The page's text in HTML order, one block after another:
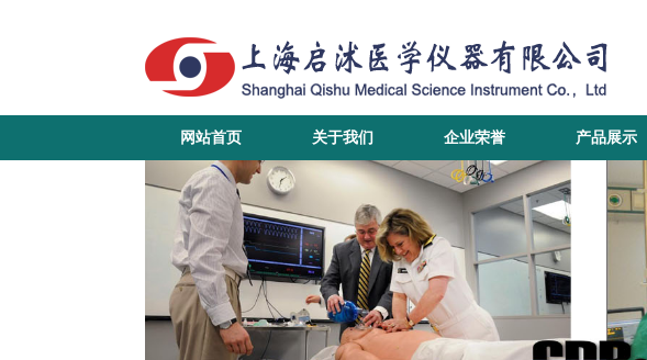
网站首页 关于我们 企业荣誉 产品展示